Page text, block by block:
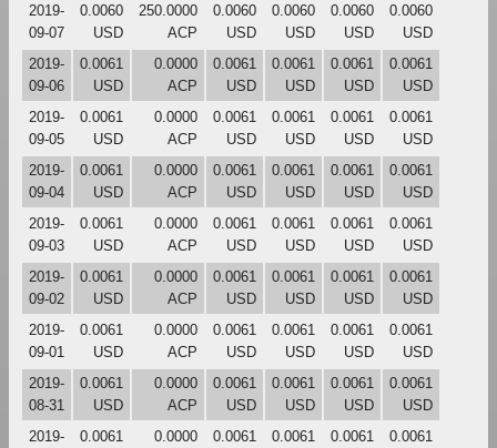
2019-
09-07
0.0060
USD
250.0000
ACP
0.0060
USD
0.0060
USD
0.0060
USD
0.0060
USD
2019-
09-06
0.0061
USD
0.0000
ACP
0.0061
USD
0.0061
USD
0.0061
USD
0.0061
USD
2019-
09-05
0.0061
USD
0.0000
ACP
0.0061
USD
0.0061
USD
0.0061
USD
0.0061
USD
2019-
09-04
0.0061
USD
0.0000
ACP
0.0061
USD
0.0061
USD
0.0061
USD
0.0061
USD
2019-
09-03
0.0061
USD
0.0000
ACP
0.0061
USD
0.0061
USD
0.0061
USD
0.0061
USD
2019-
09-02
0.0061
USD
0.0000
ACP
0.0061
USD
0.0061
USD
0.0061
USD
0.0061
USD
2019-
09-01
0.0061
USD
0.0000
ACP
0.0061
USD
0.0061
USD
0.0061
USD
0.0061
USD
2019-
08-31
0.0061
USD
0.0000
ACP
0.0061
USD
0.0061
USD
0.0061
USD
0.0061
USD
2019-
0.0061
0.0000
0.0061
0.0061
0.0061
0.0061